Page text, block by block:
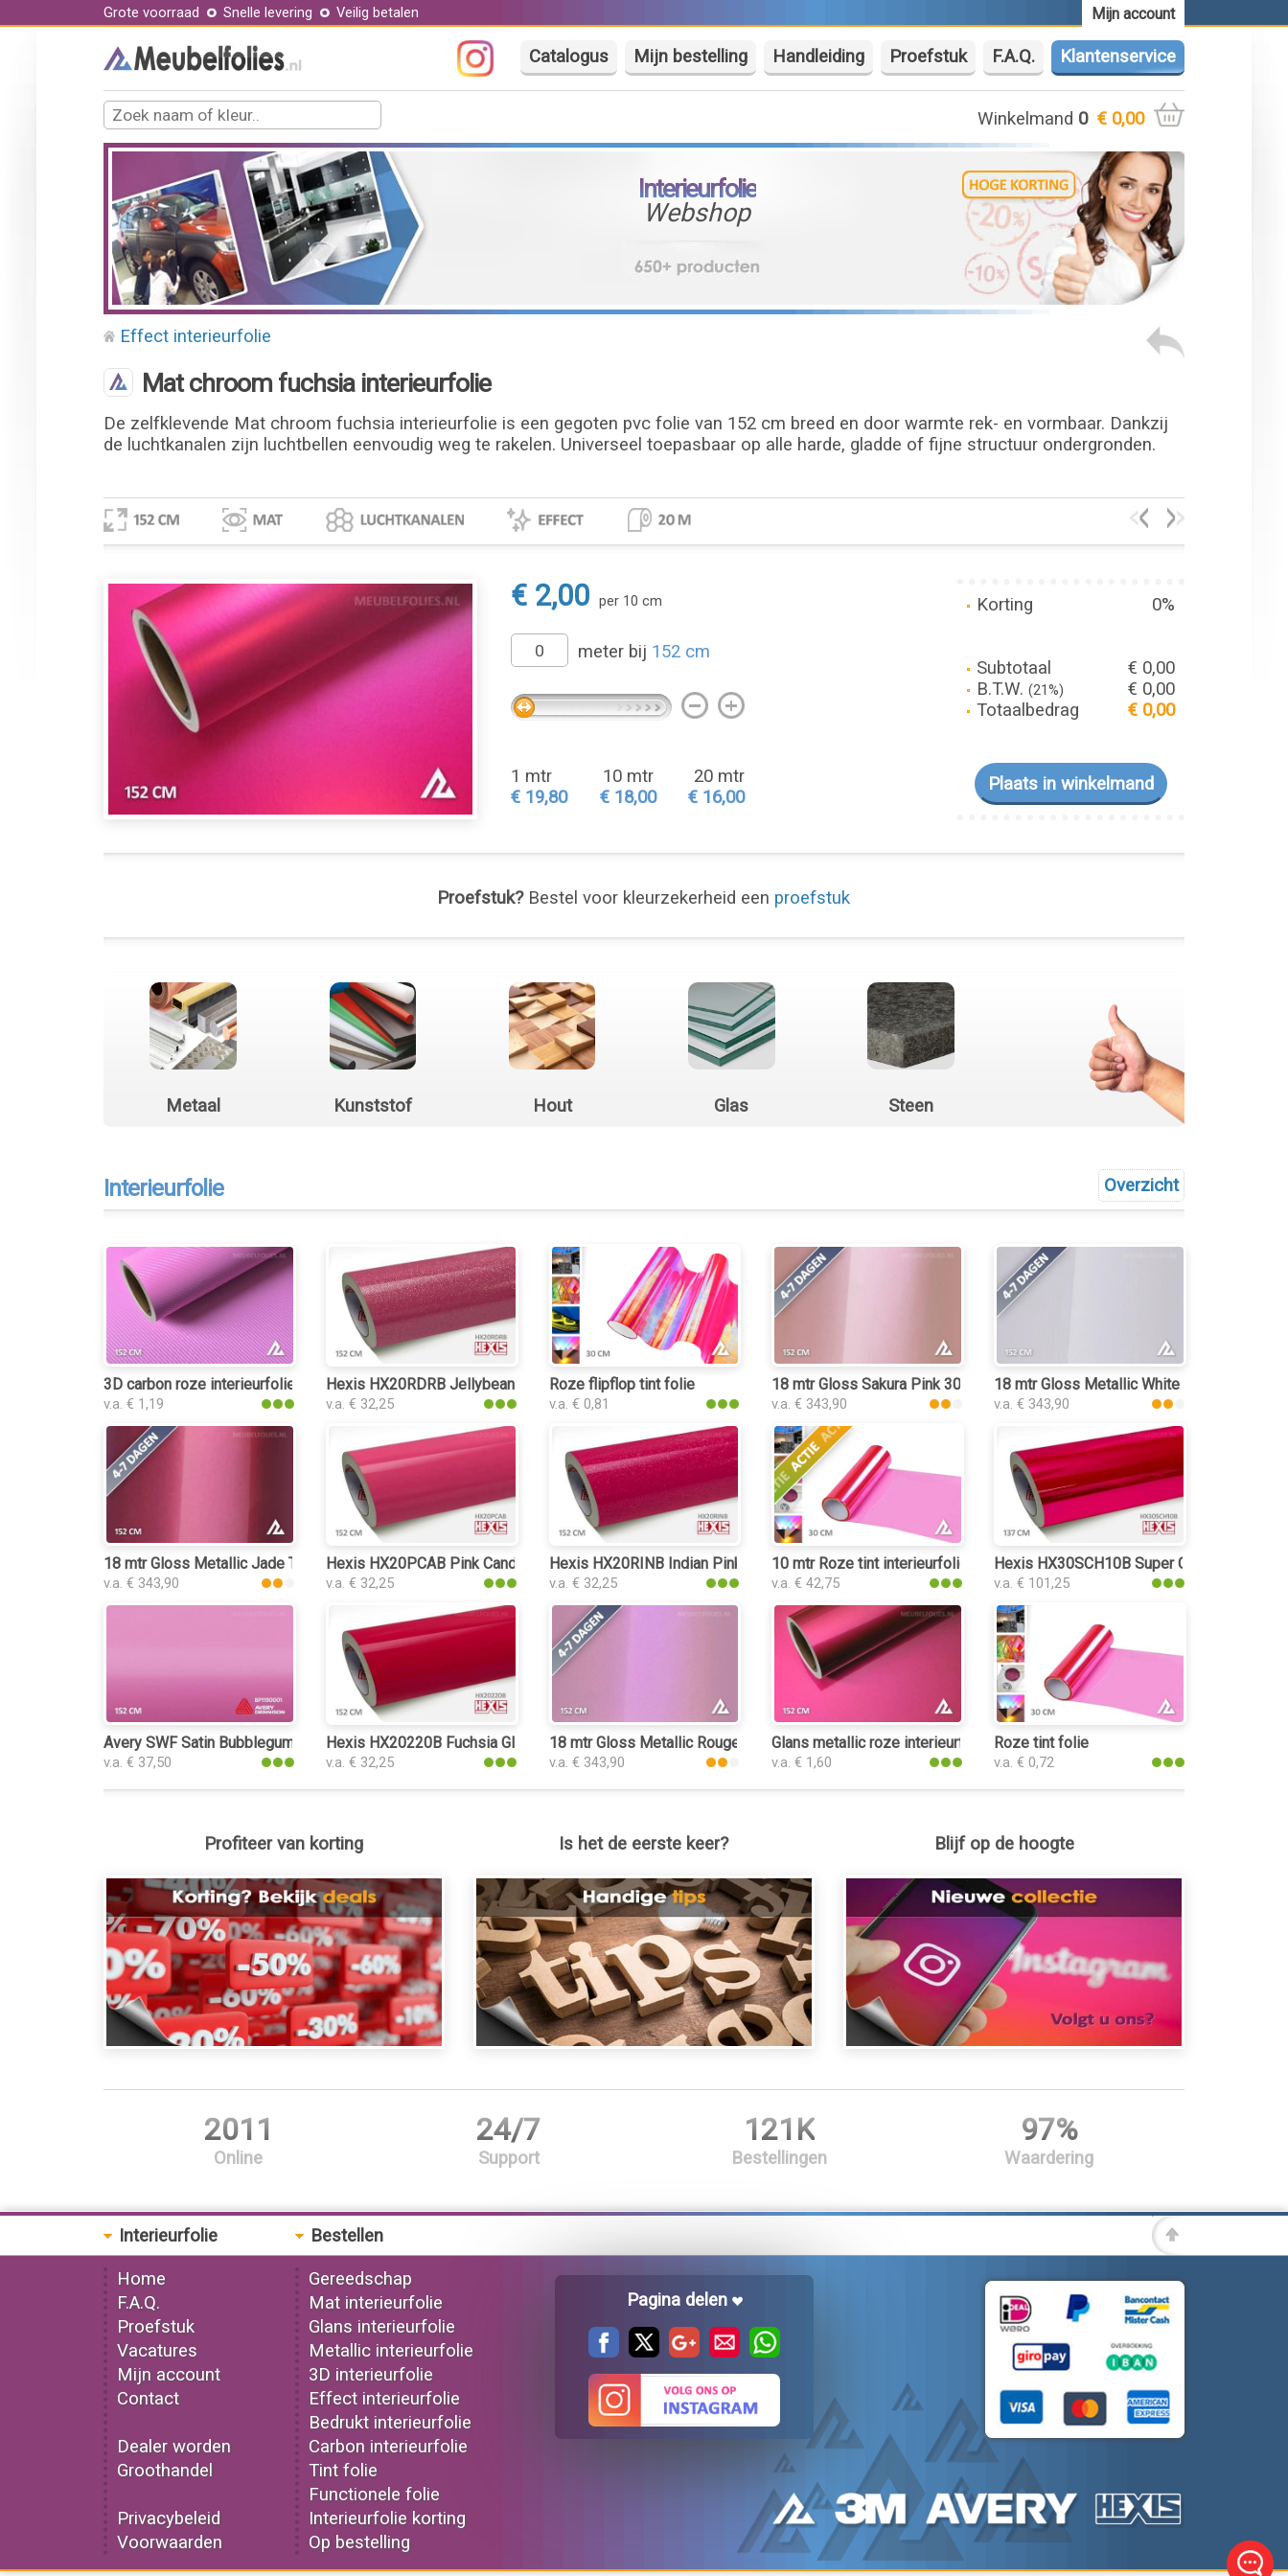
Mijn account
Grote voorraad Snelle levering Veilig betalen
Catalogus Mijn bestelling Handleiding Proefstuk F.A.Q. Klantenservice
Winkelmand 0 € 0,00
Interieurfolie
Webshop
Effect interieurfolie
Mat chroom fuchsia interieurfolie
De zelfklevende Mat chroom fuchsia interieurfolie is een gegoten pvc folie van 152 cm breed en door warmte rek- en vormbaar. Dankzij
de luchtkanalen zijn luchtbellen eenvoudig weg te rakelen. Universeel toepasbaar op alle harde, gladde of fijne structuur ondergronden.
€ 2,00 per 10 cm
meter bij 152 cm
1 mtr
€ 19,80
10 mtr
€ 18,00
20 mtr
€ 16,00
Korting 0%
Subtotaal
€ 0,00
B.T.W. (21%)
€ 0,00
Totaalbedrag
€ 0,00
Proefstuk?Bestel voor kleurzekerheid een proefstuk
Metaal Kunststof Hout Glas Steen
Overzicht
Interieurfolie
3D carbon roze interieurfolie
v.a. € 1,19
Hexis HX20RDRB Jellybean Pink Gloss interieurfolie
v.a. € 32,25
Roze flipflop tint folie
v.a. € 0,81
18 mtr Gloss Sakura Pink 3030 interieurfolie
v.a. € 343,90
18 mtr Gloss Metallic White Peach 3032
v.a. € 343,90
18 mtr Gloss Metallic Jade Tea Red 3203 interieurfolie
v.a. € 343,90
Hexis HX20PCAB Pink Candy Gloss interieurfolie
v.a. € 32,25
Hexis HX20RINB Indian Pink Gloss interieurfolie
v.a. € 32,25
10 mtr Roze tint interieurfolie
v.a. € 42,75
Hexis HX30SCH10B Super Chrome Pink
v.a. € 101,25
Avery SWF Satin Bubblegum Pink interieurfolie
v.a. € 37,50
Hexis HX20220B Fuchsia Gloss interieurfolie
v.a. € 32,25
18 mtr Gloss Metallic Rouge Pink 3047 interieurfolie
v.a. € 343,90
Glans metallic roze interieurfolie
v.a. € 1,60
Roze tint folie
v.a. € 0,72
Profiteer van korting Is het de eerste keer? Blijf op de hoogte
2011
Online
24/7
Support
121K
Bestellingen
97%
Waardering
Interieurfolie
Home
F.A.Q.
Proefstuk
Vacatures
Mijn account
Contact
Dealer worden
Groothandel
Privacybeleid
Voorwaarden
Bestellen
Gereedschap
Mat interieurfolie
Glans interieurfolie
Metallic interieurfolie
3D interieurfolie
Effect interieurfolie
Bedrukt interieurfolie
Carbon interieurfolie
Tint folie
Functionele folie
Interieurfolie korting
Op bestelling
Pagina delen